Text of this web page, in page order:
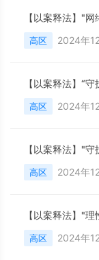
【以案释法】"
高区 2024年
【以案释法】“
高区 2024年
【以案释法】"
高区 2024年
高区 2024年